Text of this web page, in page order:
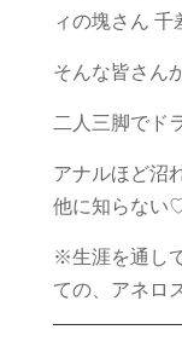
ィの塊さん 千
そんな皆さん
二人三脚でド
アナルほど沼
他に知らない
※生涯を通し
ての、アネロ